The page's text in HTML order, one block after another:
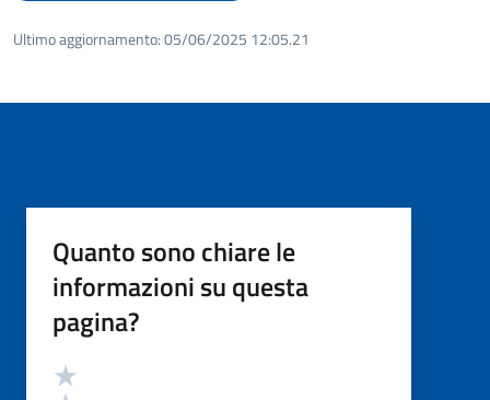
Ultimo aggiornamento:05/06/2025 12:05.21
Quanto sono chiare le
informazioni su questa
pagina?
Valutazione